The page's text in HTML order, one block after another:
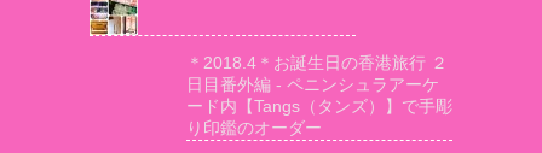
＊2018.4＊お誕生日の香港旅行 ２
日目番外編 - ペニンシュラアーケ
ード内【Tangs（タンズ）】で手彫
り印鑑のオーダー